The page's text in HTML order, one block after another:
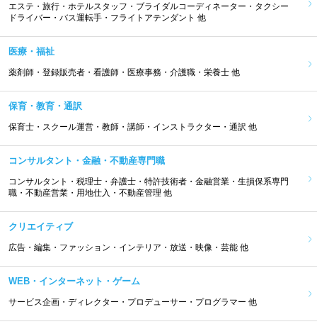
エステ・旅行・ホテルスタッフ・ブライダルコーディネーター・タクシー
ドライバー・バス運転手・フライトアテンダント 他
医療・福祉
薬剤師・登録販売者・看護師・医療事務・介護職・栄養士 他
保育・教育・通訳
保育士・スクール運営・教師・講師・インストラクター・通訳 他
コンサルタント・金融・不動産専門職
コンサルタント・税理士・弁護士・特許技術者・金融営業・生損保系専門
職・不動産営業・用地仕入・不動産管理 他
クリエイティブ
広告・編集・ファッション・インテリア・放送・映像・芸能 他
WEB・インターネット・ゲーム
サービス企画・ディレクター・プロデューサー・プログラマー 他